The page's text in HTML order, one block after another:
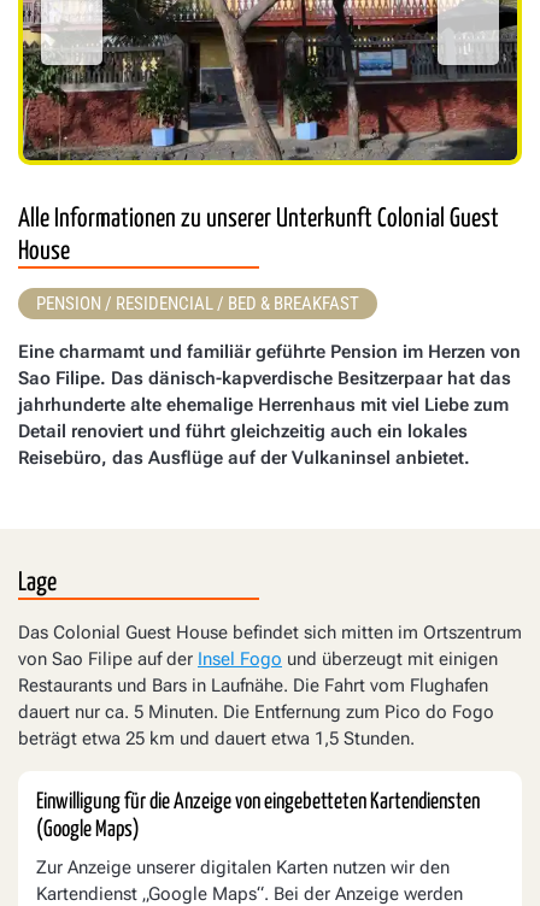
Alle Informationen zu unserer Unterkunft Colonial Guest
House
PENSION / RESIDENCIAL / BED & BREAKFAST
Eine charmamt und familiär geführte Pension im Herzen von
Sao Filipe. Das dänisch-kapverdische Besitzerpaar hat das
jahrhunderte alte ehemalige Herrenhaus mit viel Liebe zum
Detail renoviert und führt gleichzeitig auch ein lokales
Reisebüro, das Ausflüge auf der Vulkaninsel anbietet.
Lage
Das Colonial Guest House befindet sich mitten im Ortszentrum
von Sao Filipe auf der Insel Fogo und überzeugt mit einigen
Restaurants und Bars in Laufnähe. Die Fahrt vom Flughafen
dauert nur ca. 5 Minuten. Die Entfernung zum Pico do Fogo
beträgt etwa 25 km und dauert etwa 1,5 Stunden.
Einwilligung für die Anzeige von eingebetteten Kartendiensten
(Google Maps)
Zur Anzeige unserer digitalen Karten nutzen wir den
Kartendienst „Google Maps“. Bei der Anzeige werden